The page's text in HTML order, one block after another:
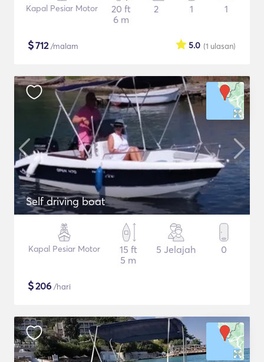
Kapal Pesiar Motor
20 ft
6 m
2 1 1
$712/malam (1 ulasan)
5.0
Self driving boat
Kapal Pesiar Motor
15 ft
5 m
5 Jelajah 0
$206 /hari